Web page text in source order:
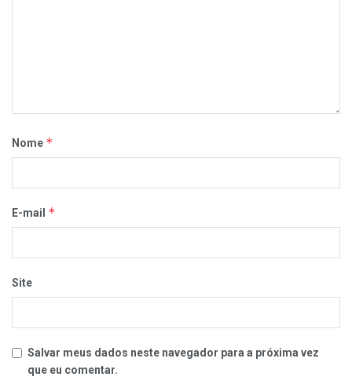
Nome *
E-mail *
Site
Salvar meus dados neste navegador para a próxima vez
que eu comentar.